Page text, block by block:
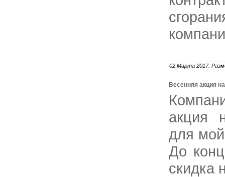
02 Марта 2017.
Весенняя акция
акция
для
До
скидка